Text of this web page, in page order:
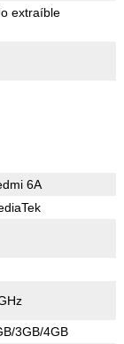
extraíble
6A
3GB/4GB